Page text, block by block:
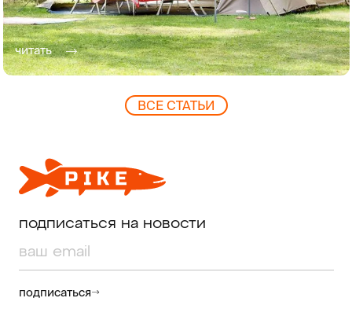
читать
ВCЕ СТАТЬИ
подписаться на новости
подписаться